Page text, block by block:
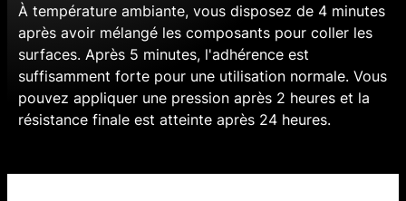
À température ambiante, vous disposez de 4 minutes
après avoir mélangé les composants pour coller les
surfaces. Après 5 minutes, l'adhérence est
suffisamment forte pour une utilisation normale. Vous
pouvez appliquer une pression après 2 heures et la
résistance finale est atteinte après 24 heures.